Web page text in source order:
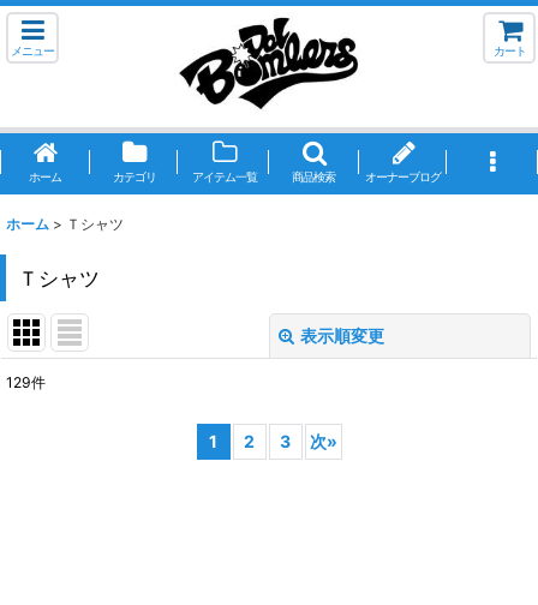
メニュー カート
ホーム カテゴリ アイテム一覧 商品検索 オーナーブログ
ホーム > Ｔシャツ
Ｔシャツ
表示順変更
129件
1 2 3 次»